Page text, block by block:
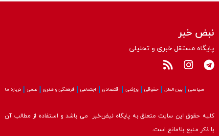
پایگاه مستقل خبری و تحلیلی
سیاسی بین الملل